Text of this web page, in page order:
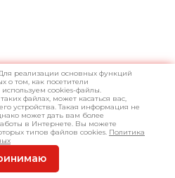
клавишные или
в домашнюю
и
решение?
E383 создан именно
реализации основных функций
о том, как посетители
cookies-файлы.
файлах, может касаться вас,
устройства. Такая информация не
может дать вам более
в Интернете. Вы можете
типов файлов cookies. Политика